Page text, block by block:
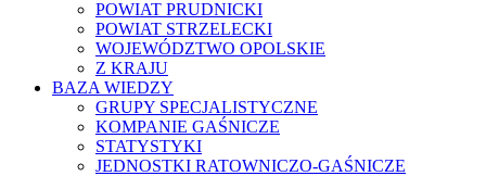
POWIAT PRUDNICKI
POWIAT STRZELECKI
WOJEWÓDZTWO OPOLSKIE
Z KRAJU
BAZA WIEDZY
GRUPY SPECJALISTYCZNE
KOMPANIE GAŚNICZE
STATYSTYKI
JEDNOSTKI RATOWNICZO-GAŚNICZE